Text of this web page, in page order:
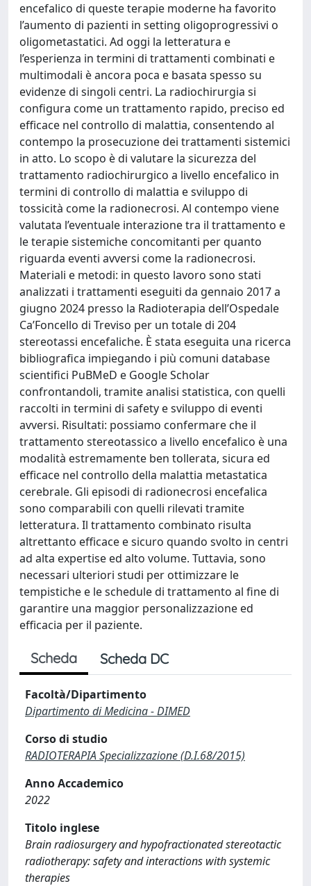
encefalico di queste terapie moderne ha favorito
l’aumento di pazienti in setting oligoprogressivi o
oligometastatici. Ad oggi la letteratura e
l’esperienza in termini di trattamenti combinati e
multimodali è ancora poca e basata spesso su
evidenze di singoli centri. La radiochirurgia si
configura come un trattamento rapido, preciso ed
efficace nel controllo di malattia, consentendo al
contempo la prosecuzione dei trattamenti sistemici
in atto. Lo scopo è di valutare la sicurezza del
trattamento radiochirurgico a livello encefalico in
termini di controllo di malattia e sviluppo di
tossicità come la radionecrosi. Al contempo viene
valutata l’eventuale interazione tra il trattamento e
le terapie sistemiche concomitanti per quanto
riguarda eventi avversi come la radionecrosi.
Materiali e metodi: in questo lavoro sono stati
analizzati i trattamenti eseguiti da gennaio 2017 a
giugno 2024 presso la Radioterapia dell’Ospedale
Ca’Foncello di Treviso per un totale di 204
stereotassi encefaliche. È stata eseguita una ricerca
bibliografica impiegando i più comuni database
scientifici PuBMeD e Google Scholar
confrontandoli, tramite analisi statistica, con quelli
raccolti in termini di safety e sviluppo di eventi
avversi. Risultati: possiamo confermare che il
trattamento stereotassico a livello encefalico è una
modalità estremamente ben tollerata, sicura ed
efficace nel controllo della malattia metastatica
cerebrale. Gli episodi di radionecrosi encefalica
sono comparabili con quelli rilevati tramite
letteratura. Il trattamento combinato risulta
altrettanto efficace e sicuro quando svolto in centri
ad alta expertise ed alto volume. Tuttavia, sono
necessari ulteriori studi per ottimizzare le
tempistiche e le schedule di trattamento al fine di
garantire una maggior personalizzazione ed
efficacia per il paziente.
Scheda Scheda DC
Facoltà/Dipartimento
Dipartimento di Medicina - DIMED
Corso di studio
RADIOTERAPIA Specializzazione (D.I.68/2015)
Anno Accademico
2022
Titolo inglese
Brain radiosurgery and hypofractionated stereotactic
radiotherapy: safety and interactions with systemic
therapies